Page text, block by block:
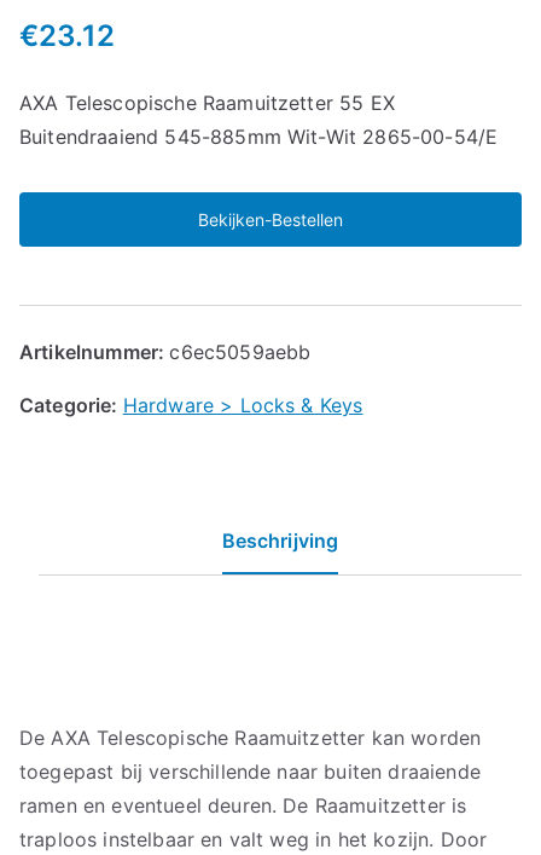
€23.12
AXA Telescopische Raamuitzetter 55 EX
Buitendraaiend 545-885mm Wit-Wit 2865-00-54/E
Bekijken-Bestellen
Artikelnummer:c6ec5059aebb
Categorie: Hardware > Locks & Keys
Beschrijving
De AXA Telescopische Raamuitzetter kan worden
toegepast bij verschillende naar buiten draaiende
ramen en eventueel deuren. De Raamuitzetter is
traploos instelbaar en valt weg in het kozijn. Door